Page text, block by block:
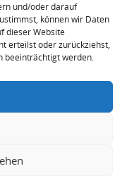
und/oder darauf
können wir Daten
dieser Website
erteilst oder zurückziehst,
beeinträchtigt werden.